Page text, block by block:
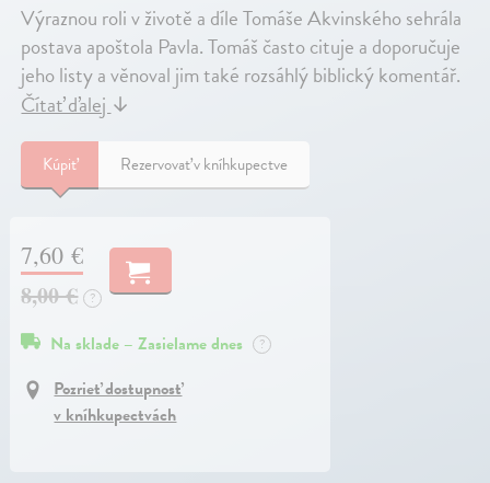
Výraznou roli v životě a díle Tomáše Akvinského sehrála
postava apoštola Pavla. Tomáš často cituje a doporučuje
jeho listy a věnoval jim také rozsáhlý biblický komentář.
Čítať ďalej ↓
Kúpiť Rezervovať v kníhkupectve
7,60 €
8,00 €
?
Na sklade – Zasielame dnes ?
Pozrieť dostupnosť
v kníhkupectvách